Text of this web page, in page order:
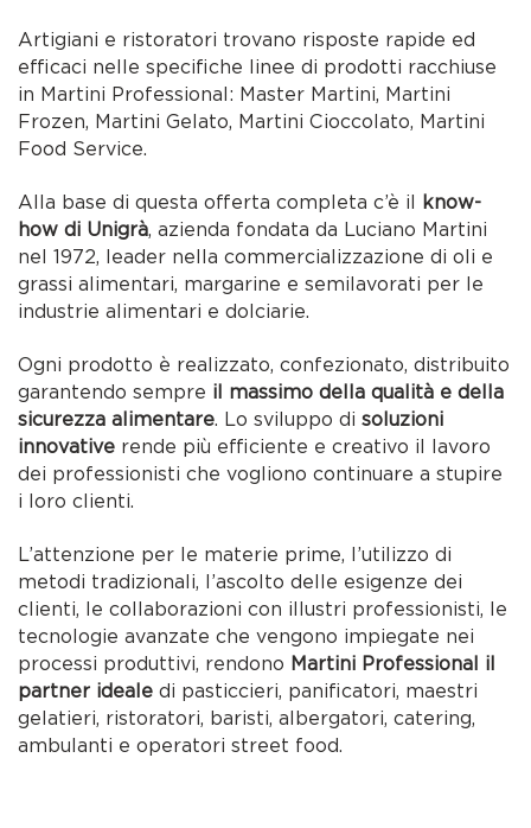
Artigiani e ristoratori trovano risposte rapide ed
efficaci nelle specifiche linee di prodotti racchiuse
in Martini Professional: Master Martini, Martini
Frozen, Martini Gelato, Martini Cioccolato, Martini
Food Service.
Alla base di questa offerta completa c’è il
know-
how di Unigrà, azienda fondata da Luciano Martini
nel 1972, leader nella commercializzazione di oli e
grassi alimentari, margarine e semilavorati per le
industrie alimentari e dolciarie.
Ogni prodotto è realizzato, confezionato, distribuito
garantendo sempre il massimo della qualità e della
sicurezza alimentare. Lo sviluppo disoluzioni
innovative rende più efficiente e creativo il lavoro
dei professionisti che vogliono continuare a stupire
i loro clienti.
L’attenzione per le materie prime, l’utilizzo di
metodi tradizionali, l’ascolto delle esigenze dei
clienti, le collaborazioni con illustri professionisti, le
tecnologie avanzate che vengono impiegate nei
processi produttivi, rendono Martini Professional il
partner ideale di pasticcieri, panificatori, maestri
gelatieri, ristoratori, baristi, albergatori, catering,
ambulanti e operatori street food.